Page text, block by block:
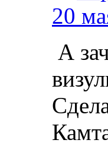
20
А